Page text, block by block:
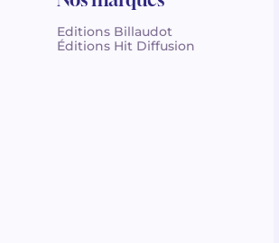
Editions Billaudot
Éditions Hit Diffusion